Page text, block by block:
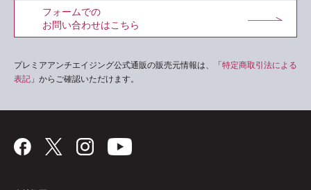
フォームでの
お問い合わせはこちら
プレミアアンチエイジング公式通販の販売元情報は、「 特定商取引法による
表記 」からご確認いただけます。